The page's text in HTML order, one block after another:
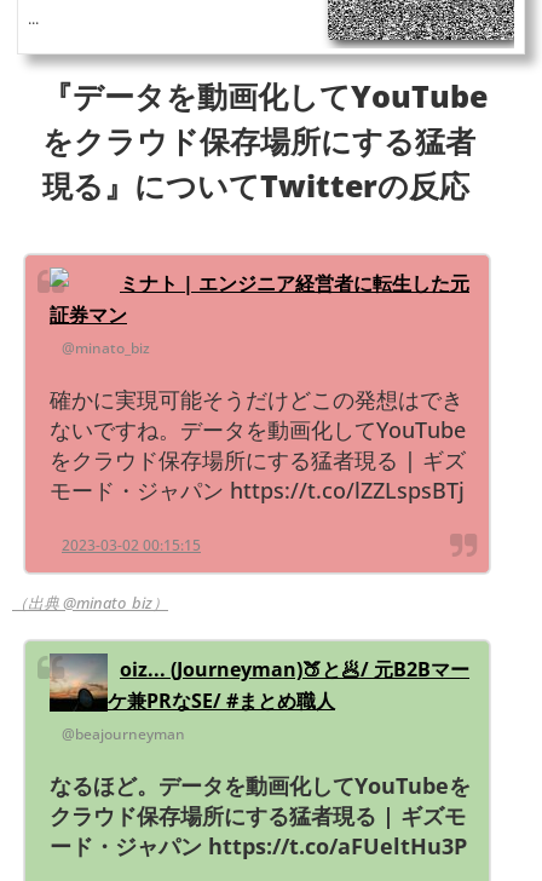
...
『データを動画化してYouTube
をクラウド保存場所にする猛者
現る』についてTwitterの反応
ミナト | エンジニア経営者に転生した元
証券マン
@minato_biz
確かに実現可能そうだけどこの発想はでき
ないですね。データを動画化してYouTube
をクラウド保存場所にする猛者現る | ギズ
モード・ジャパン https://t.co/lZZLspsBTj
2023-03-02 00:15:15
（出典 @minato_biz）
oiz... (Journeyman)🍑と🥟/ 元B2Bマー
ケ兼PRなSE/ #まとめ職人
@beajourneyman
なるほど。データを動画化してYouTubeを
クラウド保存場所にする猛者現る | ギズモ
ード・ジャパン https://t.co/aFUeltHu3P